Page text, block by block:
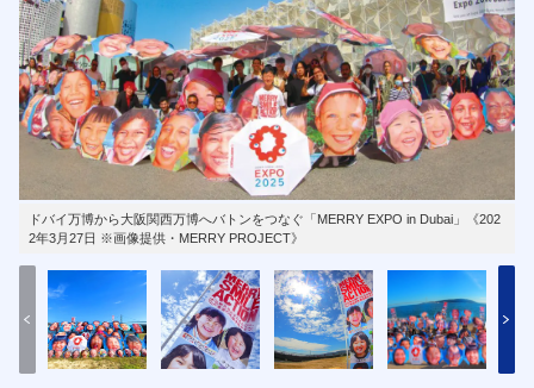
ドバイ万博から大阪関西万博へバトンをつなぐ「MERRY EXPO in Dubai」《202
2年3月27日 ※画像提供・MERRY PROJECT》